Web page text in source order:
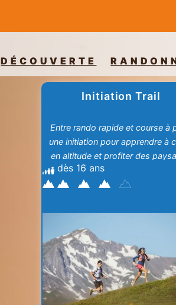
DÉCOUVERTE
Initiation Trail
Entre rando rapide et course à
une initiation pour apprendre à
en altitude et profiter des
dès 16 ans